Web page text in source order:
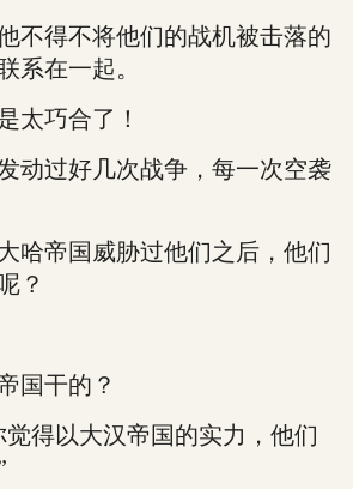
得不将他们的战机被击落的
系在一起。
巧合了！
过好几次战争，每一次空袭
帝国威胁过他们之后，他们
？
干的？
得以大汉帝国的实力，他们